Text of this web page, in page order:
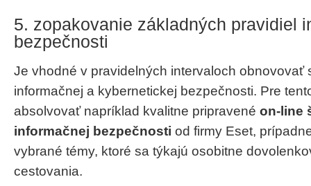
5. zopakovanie základných pravidiel
bezpečnosti
Je vhodné v pravidelných intervaloch obnovovať
informačnej a kybernetickej bezpečnosti. Pre
absolvovať napríklad kvalitne pripravené on-line
informačnej bezpečnosti od firmy Eset,
vybrané témy, ktoré sa týkajú osobitne
cestovania.